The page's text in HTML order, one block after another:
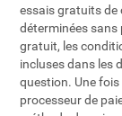
essais gratuits de
déterminées sans
gratuit, les
incluses dans les
question. Une
processeur de